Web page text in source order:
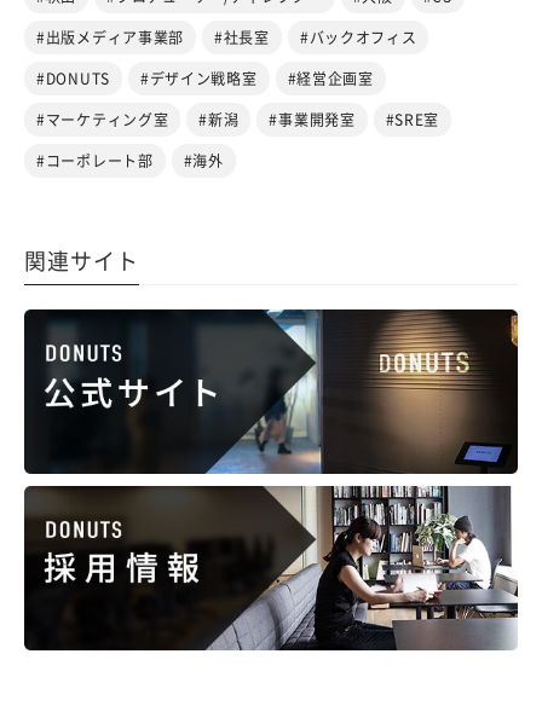
#出版メディア事業部 #社長室 #バックオフィス
#DONUTS #デザイン戦略室 #経営企画室
#マーケティング室 #新潟 #事業開発室 #SRE室
#コーポレート部 #海外
関連サイト